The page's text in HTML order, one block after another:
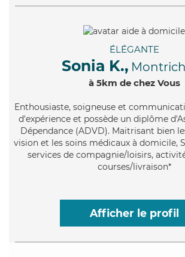
ÉLÉGANTE
Sonia K.,
à 5km de chez Vous
Enthousiaste, soigneuse et
d'expérience et possède un diplôme
Dépendance (ADVD). Maitrisant bien
vision et les soins médicaux à domicile,
services de compagnie/loisirs,
courses/livraison*
Afficher le profil